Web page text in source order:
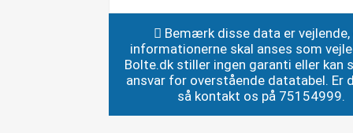
Bemærk disse data er vejlende,
informationerne skal anses som
Bolte.dk stiller ingen garanti eller kan
ansvar for overstående datatabel. Er
så kontakt os på 75154999.